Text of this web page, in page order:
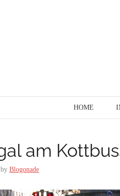
HOME
am
by Blogonade